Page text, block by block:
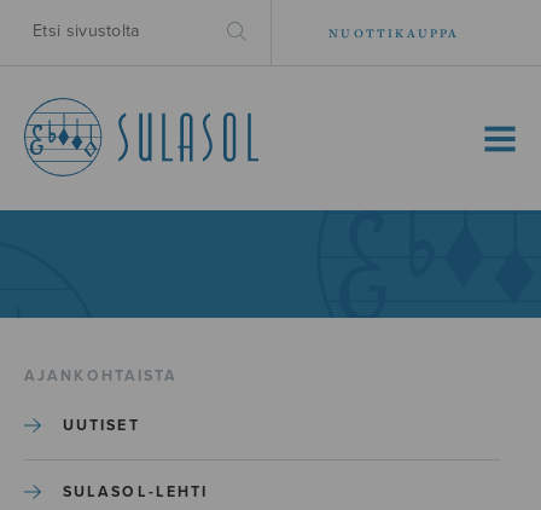
NUOTTIKAUPPA
MENU
AJANKOHTAISTA
UUTISET
SULASOL-LEHTI